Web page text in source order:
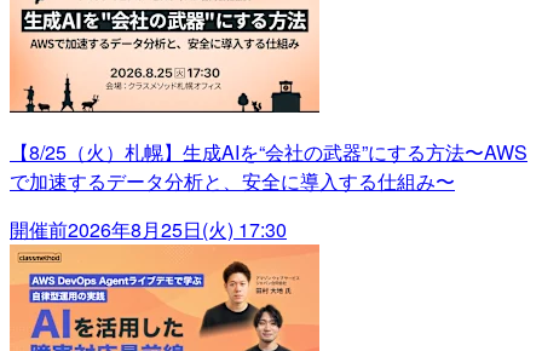
【8/25（火）札幌】生成AIを“会社の武器”にする方法〜AWS
で加速するデータ分析と、安全に導入する仕組み〜
開催前2026年8月25日(火) 17:30